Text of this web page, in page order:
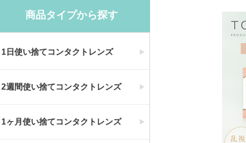
商品タイプから探す
1日使い捨てコンタクトレンズ
2週間使い捨てコンタクトレンズ
1ヶ月使い捨てコンタクトレンズ